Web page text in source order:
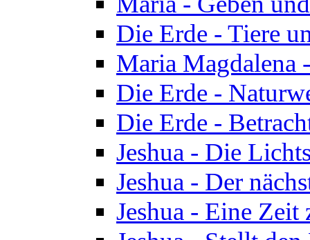
Die Erde - Tiere
Maria Magdalena
Die Erde -
Die Erde -
Jeshua - Die
Jeshua - Der
Jeshua - Eine Zeit